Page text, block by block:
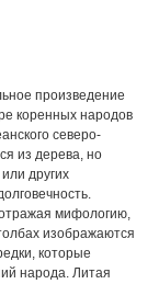
произведение
коренных народов
северо-
из дерева, но
других
мифологию,
изображаются
которые
народа. Литая